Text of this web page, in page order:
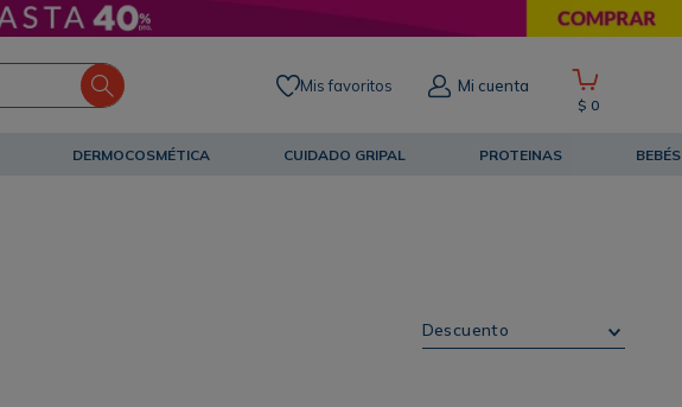
Mis favoritos Mi cuenta
$ 0
DERMOCOSMÉTICA CUIDADO GRIPAL PROTEINAS BEBÉS
Descuento